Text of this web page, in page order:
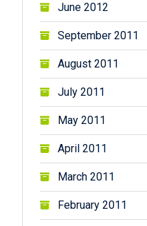
June 2012
September 2011
August 2011
July 2011
May 2011
April 2011
March 2011
February 2011